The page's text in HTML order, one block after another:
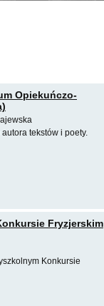
Opiekuńczo-
tekstów i poety.
Fryzjerskim
Konkursie